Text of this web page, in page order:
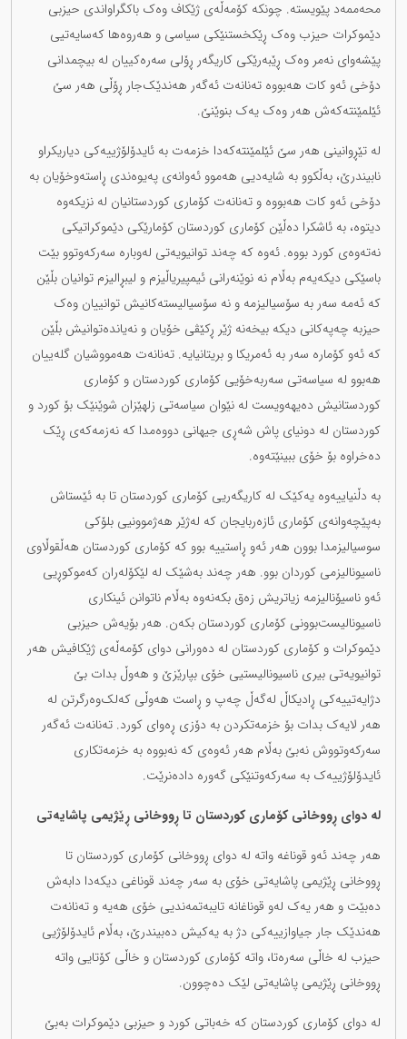
محەممەد پێویستە. چونکە کۆمەڵەی ژێکاف وەک باکگراواندی حیزبی
دێموکرات حیزب وەک ڕێکخستنێکی سیاسی و هەروەها کەسایەتیی
پێشەوای نەمر وەک ڕێبەرێکی کاریگەر ڕۆلی سەرەکییان لە بیچمدانی
دۆخی ئەو کات هەبووە تەنانەت ئەگەر هەندێک‌جار ڕۆڵی هەر سێ
ئێلمێنتەکەش هەر وەک یەک بنوێنێ.
لە تێڕوانینی هەر سێ ئێلمێنتەکەدا خزمەت بە ئایدۆلۆژییەکی دیاریکراو
نابیندرێ، بەڵکوو بە شایەدیی هەموو ئەوانەی پەیوەندی ڕاستەوخۆیان بە
دۆخی ئەو کات هەبووە و تەنانەت کۆماری کوردستانیان لە نزیکەوە
دیتوە، بە ئاشکرا دەڵێن کۆماری کوردستان کۆمارێکی دێموکراتیکی
نەتەوەی کورد بووە. ئەوە کە چەند توانیویەتی لەوبارە سەرکەوتوو بێت
باسێکی دیکەیەم بەڵام نە نوێنەرانی ئیمپیریاڵیزم و لیبڕالیزم توانیان بڵێن
کە ئەمە سەر بە سۆسیالیزمە و نە سۆسیالیستەکانیش توانییان وەک
حیزبە چەپەکانی دیکە بیخەنە ژێر ڕکێڤی خۆیان و نەیاندەتوانیش بڵێن
کە ئەو کۆمارە سەر بە ئەمریکا و بریتانیایە. تەنانەت هەمووشیان گلەییان
هەبوو لە سیاسەتی سەربەخۆیی کۆماری کوردستان و کۆماری
کوردستانیش دەیهەویست لە نێوان سیاسەتی زلهێزان شوێنێک بۆ کورد و
کوردستان لە دونیای پاش شەڕی جیهانی دووەمدا کە نەزمەکەی ڕێک
دەخراوە بۆ خۆی ببینێتەوە.
بە دڵنیاییەوە یەکێک لە کاریگەریی کۆماری کوردستان تا بە ئێستاش
بەپێچەوانەی کۆماری ئازەربایجان کە لەژێر هەژموونیی بلۆکی
سوسیالیزمدا بوون هەر ئەو ڕاستییە بوو کە کۆماری کوردستان هەڵقوڵاوی
ناسیونالیزمی کوردان بوو. هەر چەند بەشێک لە لێکۆلەران کەموکوڕیی
ئەو ناسیۆنالیزمە زیاتریش زەق بکەنەوە بەڵام ناتوانن ئینکاری
ناسیونالیست‌بوونی کۆماری کوردستان بکەن. هەر بۆیەش حیزبی
دێموکرات و کۆماری کوردستان لە دەورانی دوای کۆمەڵەی ژێکافیش هەر
توانیویەتی بیری ناسیونالیستیی خۆی بپارێزێ و هەوڵ بدات بێ
دژایەتییەکی ڕادیکاڵ لەگەڵ چەپ و ڕاست هەوڵی کەلک‌وەرگرتن لە
هەر لایەک بدات بۆ خزمەتکردن بە دۆزی ڕەوای کورد. تەنانەت ئەگەر
سەرکەوتووش نەبێ بەڵام هەر ئەوەی کە نەبووە بە خزمەتکاری
ئایدۆلۆژییەک بە سەرکەوتنێکی گەورە دادەنرێت.
لە دوای ڕووخانی کۆماری کوردستان تا ڕووخانی ڕێژیمی پاشایەتی
هەر چەند ئەو قوناغە واتە لە دوای ڕووخانی کۆماری کوردستان تا
ڕووخانی ڕێژیمی پاشایەتی خۆی بە سەر چەند قوناغی دیکەدا دابەش
دەبێت و هەر یەک لەو قوناغانە تایبەتمەندیی خۆی هەیە و تەنانەت
هەندێک جار جیاوازییەکی دژ بە یەکیش دەبیندرێ، بەڵام ئایدۆلۆژیی
حیزب لە خاڵی سەرەتا، واتە کۆماری کوردستان و خاڵی کۆتایی واتە
ڕووخانی ڕێژیمی پاشایەتی لێک دەچوون.
لە دوای کۆماری کوردستان کە خەباتی کورد و حیزبی دێموکرات بەبێ